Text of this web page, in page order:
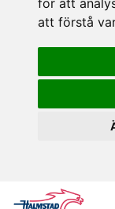
för att
att förstå